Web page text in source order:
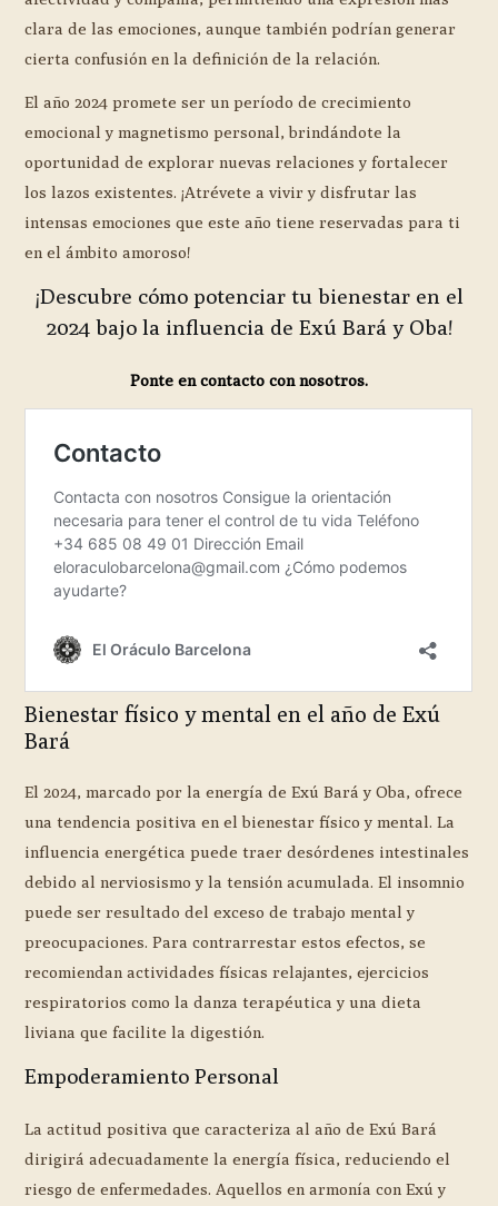
clara de las emociones, aunque también podrían generar
cierta confusión en la definición de la relación.
El año 2024 promete ser un período de crecimiento
emocional y magnetismo personal, brindándote la
oportunidad de explorar nuevas relaciones y fortalecer
los lazos existentes. ¡Atrévete a vivir y disfrutar las
intensas emociones que este año tiene reservadas para ti
en el ámbito amoroso!
¡Descubre cómo potenciar tu bienestar en el
2024 bajo la influencia de Exú Bará y Oba!
Ponte en contacto con nosotros.
Bienestar físico y mental en el año de Exú
Bará
El 2024, marcado por la energía de Exú Bará y Oba, ofrece
una tendencia positiva en el bienestar físico y mental. La
influencia energética puede traer desórdenes intestinales
debido al nerviosismo y la tensión acumulada. El insomnio
puede ser resultado del exceso de trabajo mental y
preocupaciones. Para contrarrestar estos efectos, se
recomiendan actividades físicas relajantes, ejercicios
respiratorios como la danza terapéutica y una dieta
liviana que facilite la digestión.
Empoderamiento Personal
La actitud positiva que caracteriza al año de Exú Bará
dirigirá adecuadamente la energía física, reduciendo el
riesgo de enfermedades. Aquellos en armonía con Exú y